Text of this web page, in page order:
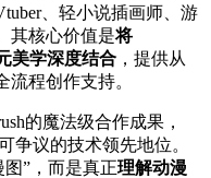
、轻小说插画师、游
其核心价值是将
美学深度结合 ，提供从
程创作支持。
的魔法级合作成果，
争议的技术领先地位。
”，而是真正理解动漫